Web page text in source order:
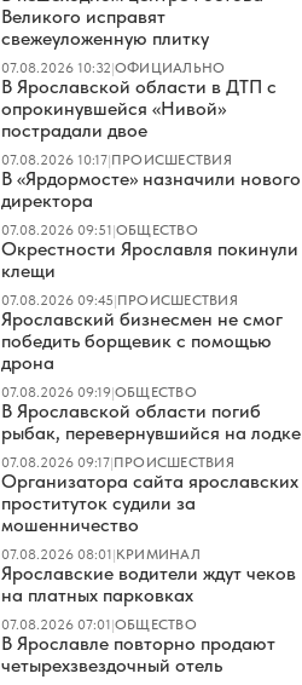
Великого исправят
свежеуложенную плитку
07.08.2026 10:32|ОФИЦИАЛЬНО
В Ярославской области в ДТП с
опрокинувшейся «Нивой»
пострадали двое
07.08.2026 10:17|ПРОИСШЕСТВИЯ
В «Ярдормосте» назначили нового
директора
07.08.2026 09:51|ОБЩЕСТВО
Окрестности Ярославля покинули
клещи
07.08.2026 09:45|ПРОИСШЕСТВИЯ
Ярославский бизнесмен не смог
победить борщевик с помощью
дрона
07.08.2026 09:19|ОБЩЕСТВО
В Ярославской области погиб
рыбак, перевернувшийся на лодке
07.08.2026 09:17|ПРОИСШЕСТВИЯ
Организатора сайта ярославских
проституток судили за
мошенничество
07.08.2026 08:01|КРИМИНАЛ
Ярославские водители ждут чеков
на платных парковках
07.08.2026 07:01|ОБЩЕСТВО
В Ярославле повторно продают
четырехзвездочный отель